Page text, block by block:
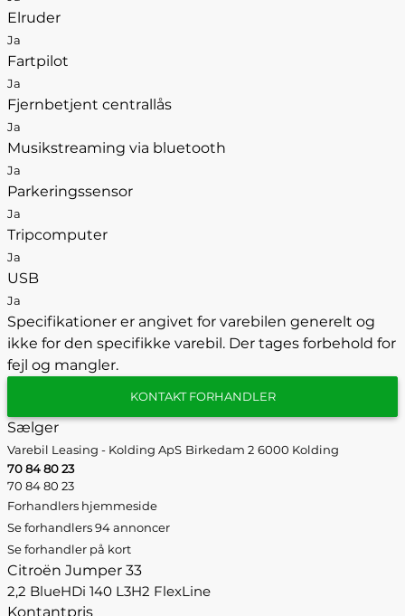
Elruder
Ja
Fartpilot
Ja
Fjernbetjent centrallås
Ja
Musikstreaming via bluetooth
Ja
Parkeringssensor
Ja
Tripcomputer
Ja
USB
Ja
Specifikationer er angivet for varebilen generelt og
ikke for den specifikke varebil. Der tages forbehold for
fejl og mangler.
KONTAKT FORHANDLER
Sælger
Varebil Leasing - Kolding ApS Birkedam 2 6000 Kolding
70 84 80 23
70 84 80 23
Forhandlers hjemmeside
Se forhandlers 94 annoncer
Se forhandler på kort
Citroën Jumper 33
2,2 BlueHDi 140 L3H2 FlexLine
Kontantpris